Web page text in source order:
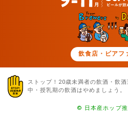
飲食店・ビアフ
ストップ！20歳未満者の飲酒・飲酒
中・授乳期の飲酒はやめましょう。
© 日本産ホップ